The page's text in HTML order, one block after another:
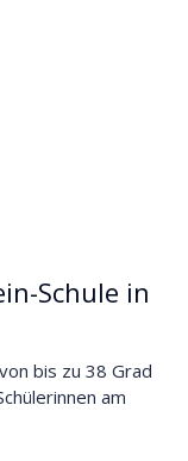
Schule in
bis zu 38 Grad
am